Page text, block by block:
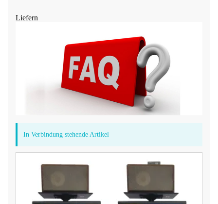
Liefern
In Verbindung stehende Artikel